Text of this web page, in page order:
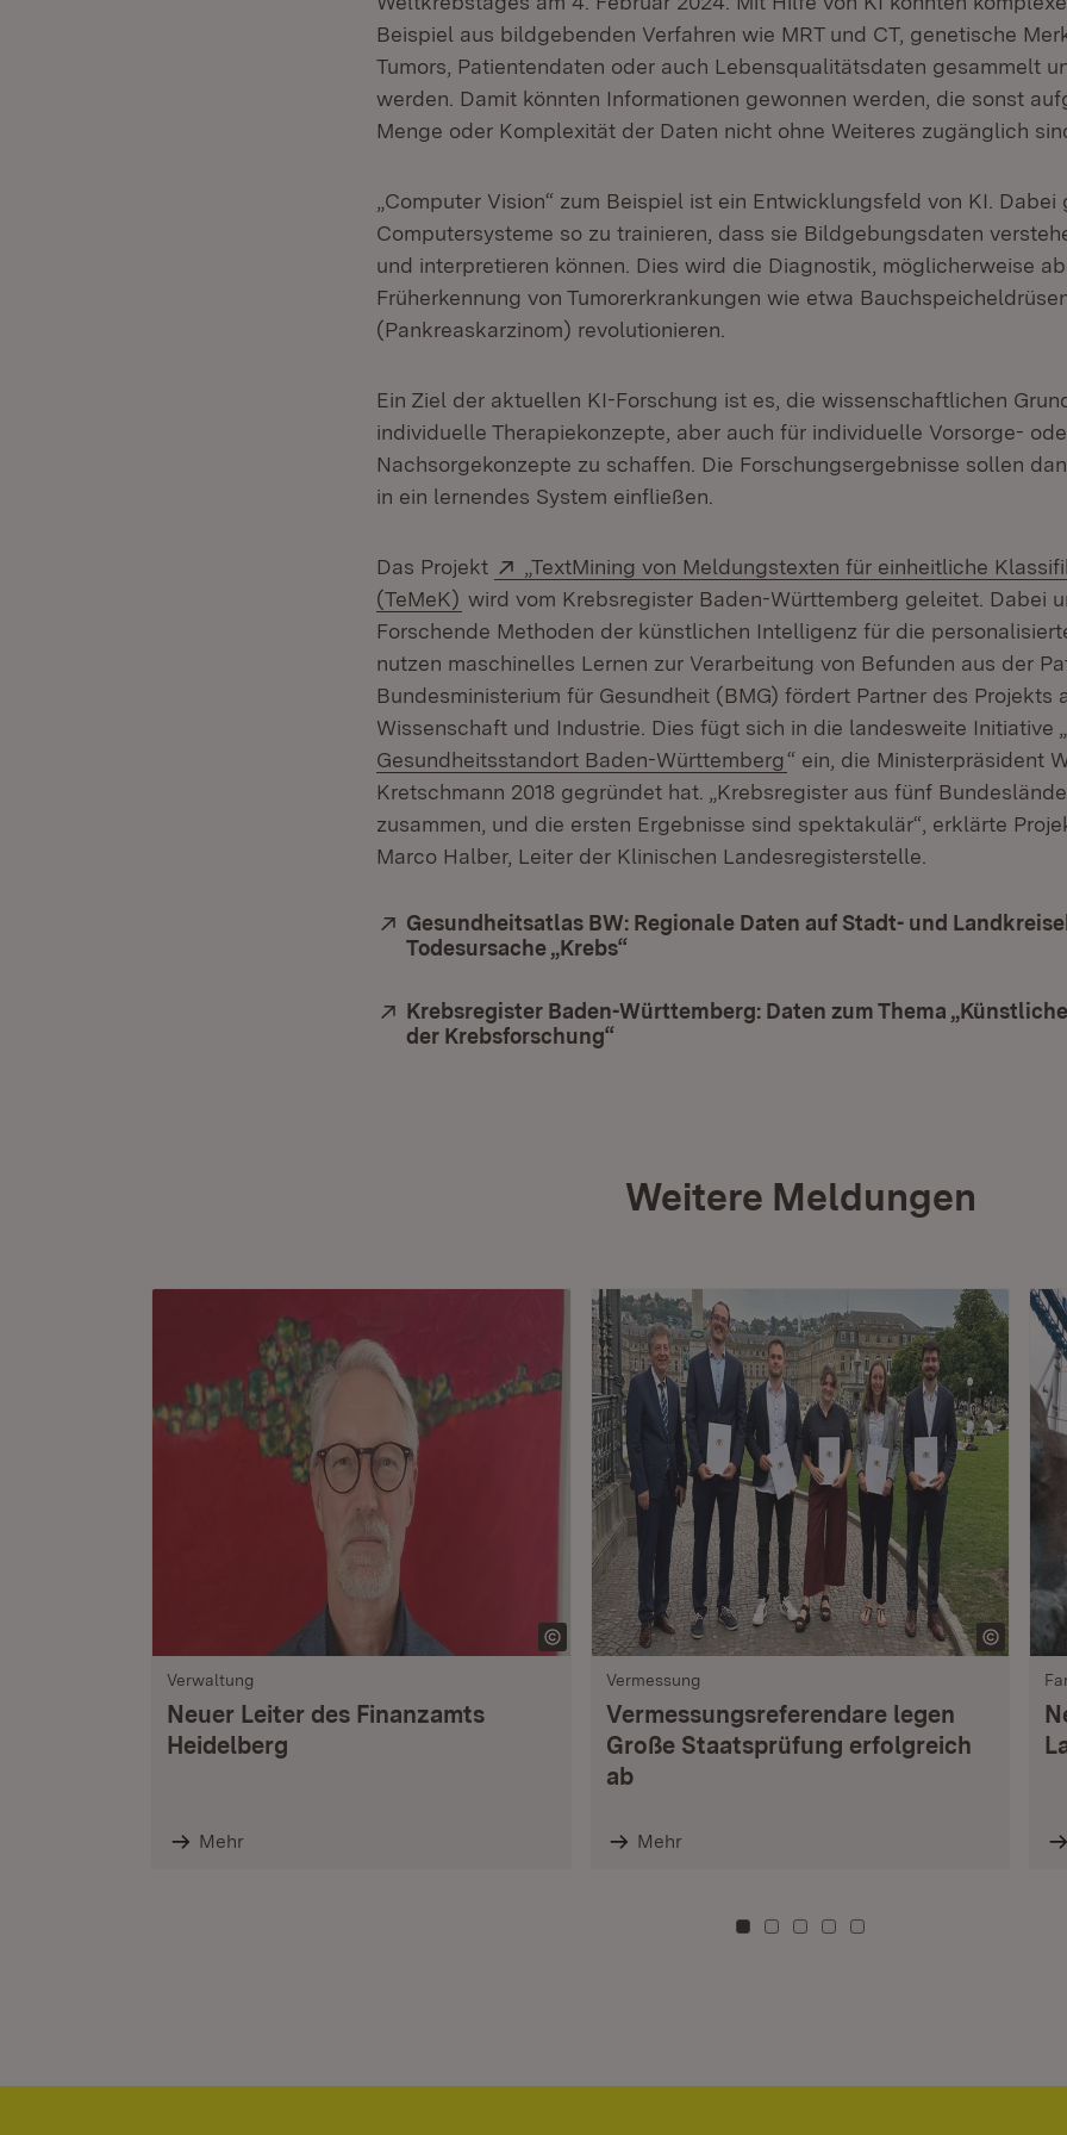
Beispiel aus bildgebenden Verfahren wie MRT und CT, genetische
Tumors, Patientendaten oder auch Lebensqualitätsdaten gesammelt
werden. Damit könnten Informationen gewonnen werden, die sonst
Menge oder Komplexität der Daten nicht ohne Weiteres zugänglich
„Computer Vision“ zum Beispiel ist ein Entwicklungsfeld von KI. Dabei
Computersysteme so zu trainieren, dass sie Bildgebungsdaten
und interpretieren können. Dies wird die Diagnostik, möglicherweise
Früherkennung von Tumorerkrankungen wie etwa
(Pankreaskarzinom) revolutionieren.
Ein Ziel der aktuellen KI-Forschung ist es, die wissenschaftlichen
individuelle Therapiekonzepte, aber auch für individuelle Vorsorge-
Nachsorgekonzepte zu schaffen. Die Forschungsergebnisse sollen
in ein lernendes System einfließen.
Das Projekt Extern:
„TextMining von Meldungstexten für einheitliche
(TeMeK) (Öffnet in neuem Fenster)
wird vom Krebsregister Baden-Württemberg geleitet. Dabei
Forschende Methoden der künstlichen Intelligenz für die
nutzen maschinelles Lernen zur Verarbeitung von Befunden aus der
Bundesministerium für Gesundheit (BMG) fördert Partner des Projekts
Wissenschaft und Industrie. Dies fügt sich in die landesweite Initiative „
Gesundheitsstandort Baden-Württemberg(Öffnet in neuem Fenster)
“ ein, die Ministerpräsident
Kretschmann 2018 gegründet hat. „Krebsregister aus fünf
zusammen, und die ersten Ergebnisse sind spektakulär“, erklärte
Marco Halber, Leiter der Klinischen Landesregisterstelle.
Extern:
Gesundheitsatlas BW: Regionale Daten auf Stadt- und
Todesursache „Krebs“
Extern:
Krebsregister Baden-Württemberg: Daten zum Thema
der Krebsforschung“
Weitere Meldungen
Verwaltung
Neuer Leiter des Finanzamts
Heidelberg
Mehr
Vermessung
Vermessungsreferendare legen
Große Staatsprüfung erfolgreich
ab
Mehr
Zu Kachel: 0
Zu Kachel: 3
Zu Kachel: 6
Zu Kachel: 9
Zu Kachel: 12